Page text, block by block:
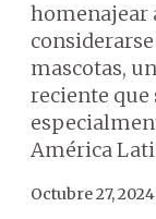
homenajear
mascotas,
reciente que
América
Octubre 27,